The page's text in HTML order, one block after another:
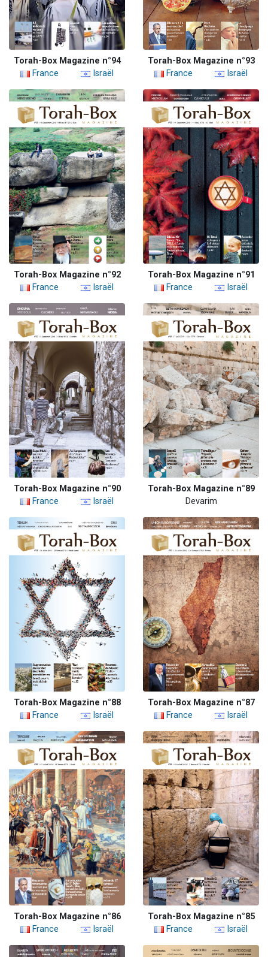
Torah-Box Magazine n°94
France
Israël
Torah-Box Magazine n°93
France
Israël
Torah-Box Magazine n°92
France
Israël
Torah-Box Magazine n°91
France
Israël
Torah-Box Magazine n°90
France
Israël
Torah-Box Magazine n°89
Devarim
Torah-Box Magazine n°88
France
Israël
Torah-Box Magazine n°87
France
Israël
Torah-Box Magazine n°86
France
Israël
Torah-Box Magazine n°85
France
Israël